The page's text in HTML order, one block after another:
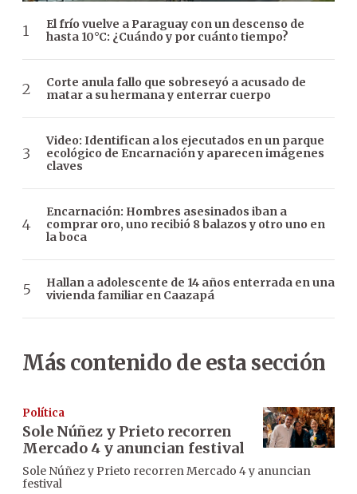
El frío vuelve a Paraguay con un descenso de
hasta 10°C: ¿Cuándo y por cuánto tiempo?
Corte anula fallo que sobreseyó a acusado de
matar a su hermana y enterrar cuerpo
Video: Identifican a los ejecutados en un parque
ecológico de Encarnación y aparecen imágenes
claves
Encarnación: Hombres asesinados iban a
comprar oro, uno recibió 8 balazos y otro uno en
la boca
Hallan a adolescente de 14 años enterrada en una
vivienda familiar en Caazapá
Más contenido de esta sección
Política
Sole Núñez y Prieto recorren
Mercado 4 y anuncian festival
Sole Núñez y Prieto recorren Mercado 4 y anuncian
festival